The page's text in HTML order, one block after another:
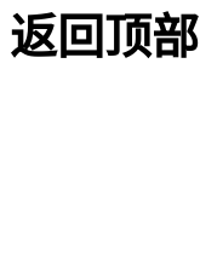
返回顶部